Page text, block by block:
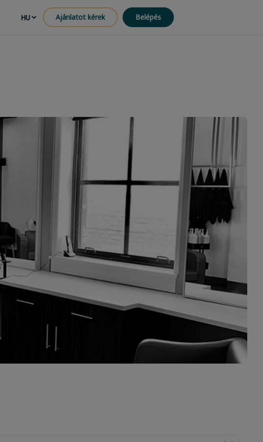
Ajánlatot kérek Belépés